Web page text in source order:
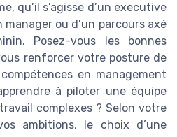
qu’il s’agisse d’un executive
ou d’un parcours axé
Posez-vous les bonnes
renforcer votre posture de
en management
à piloter une équipe
complexes ? Selon votre
ambitions, le choix d’une